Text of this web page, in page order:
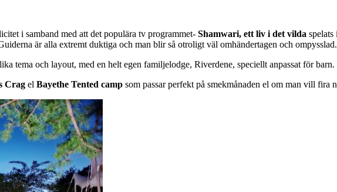
i samband med att det populära tv programmet- Shamwari, ett liv i det vilda
är alla extremt duktiga och man blir så otroligt väl omhändertagen och ompysslad.
tema och layout, med en helt egen familjelodge, Riverdene, speciellt anpassat för barn.
Crag el Bayethe Tented camp som passar perfekt på smekmånaden el om man vill fira